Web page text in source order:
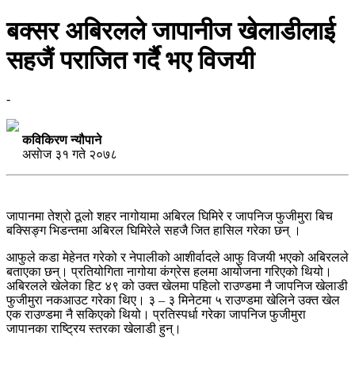
बक्सर अबिरलले जापानीज खेलाडीलाई
सहजैं पराजित गर्दै भए विजयी
-
कविकिरण न्यौपाने
असाेज ३१ गते २०७८
जापानमा तेश्रो ठूलो शहर नागोयामा अबिरल घिमिरे र जापनिज फुजीमुरा बिच
बक्सिङ्ग भिडन्तमा अबिरल घिमिरेले सहजै जित हासिल गरेका छन् ।
आफुले कडा मेहेनत गरेको र नेपालीको आशीर्वादले आफु विजयी भएको अबिरलले
बताएका छन्। प्रतियोगिता नागोया कंग्रेस हलमा आयोजना गरिएको थियो।
अबिरलले खेलेका हिट ४९ को उक्त खेलमा पहिलो राउण्डमा नै जापनिज खेलाडी
फुजीमुरा नकआउट गरेका थिए। ३ – ३ मिनेटमा ५ राउण्डमा खेलिने उक्त खेल
एक राउण्डमा नै सकिएको थियो। प्रतिस्पर्धा गरेका जापनिज फुजीमुरा
जापानका राष्ट्रिय स्तरका खेलाडी हुन्।